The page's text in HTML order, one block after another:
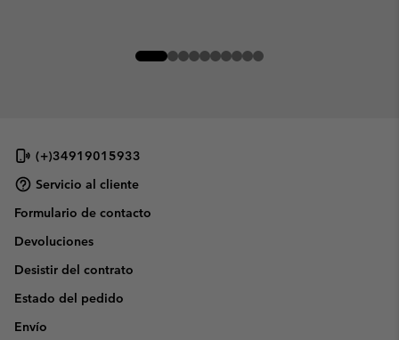
(+)34919015933
Servicio al cliente
Formulario de contacto
Devoluciones
Desistir del contrato
Estado del pedido
Envío